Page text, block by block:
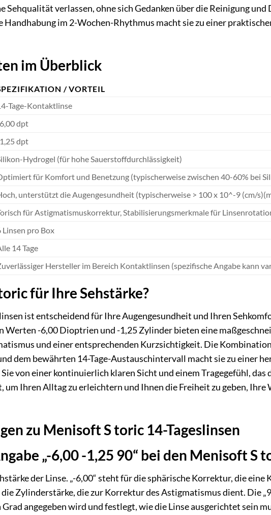
Sehqualität verlassen, ohne sich Gedanken über die Reinigung
Handhabung im 2-Wochen-Rhythmus macht sie zu einer
im Überblick
/ VORTEIL
Tage-Kontaktlinse
dpt
dpt
Hydrogel (für hohe Sauerstoffdurchlässigkeit)
für Komfort und Benetzung (typischerweise zwischen 40-60% bei
unterstützt die Augengesundheit (typischerweise > 100 x 10^-9 (cm/
für Astigmatismuskorrektur, Stabilisierungsmerkmale für
Linsen pro Box
14 Tage
Hersteller im Bereich Kontaktlinsen (spezifische Angabe kann
für Ihre Sehstärke?
ist entscheidend für Ihre Augengesundheit und Ihren
Werten -6,00 Dioptrien und -1,25 Zylinder bieten eine
und einer entsprechenden Kurzsichtigkeit. Die
dem bewährten 14-Tage-Austauschintervall macht sie zu einer
von einer kontinuierlich klaren Sicht und einem Tragegefühl, das
Ihren Alltag zu erleichtern und Ihnen die Freiheit zu geben, Ihre
zu Menisoft S toric 14-Tageslinsen
„-6,00 -1,25 90“ bei den Menisoft S
der Linse. „-6,00“ steht für die sphärische Korrektur, die
Zylinderstärke, die zur Korrektur des Astigmatismus dient. Die
angegeben wird und festlegt, wie die Linse ausgerichtet sein